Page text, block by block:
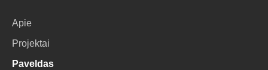
Apie
Projektai
Paveldas